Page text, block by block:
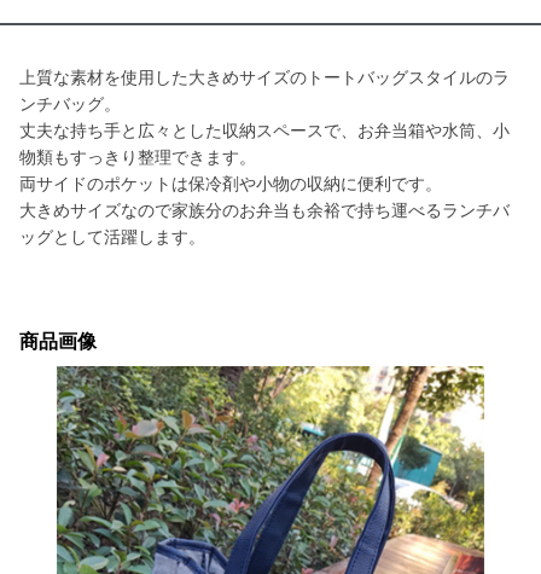
上質な素材を使用した大きめサイズのトートバッグスタイルのラ
ンチバッグ。
丈夫な持ち手と広々とした収納スペースで、お弁当箱や水筒、小
物類もすっきり整理できます。
両サイドのポケットは保冷剤や小物の収納に便利です。
大きめサイズなので家族分のお弁当も余裕で持ち運べるランチバ
ッグとして活躍します。
商品画像